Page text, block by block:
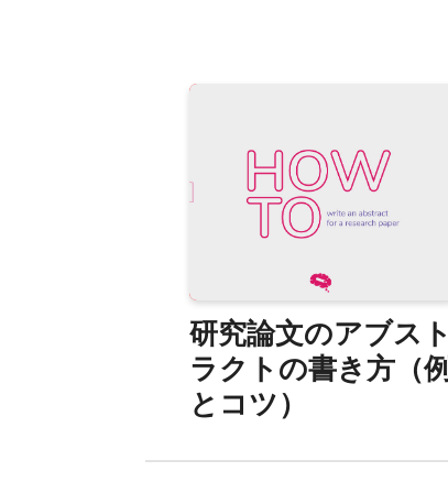
研究論文のアブスト
ラクトの書き方（例
とコツ）